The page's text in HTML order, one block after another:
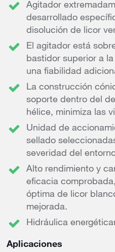
Agitador
desarrollado
disolución de licor
El agitador está
bastidor superior a
una fiabilidad
La construcción
soporte dentro del
hélice, minimiza las
Unidad de
sellado
severidad del
Alto rendimiento y
eficacia
óptima de licor
mejorada.
Hidráulica
Aplicaciones